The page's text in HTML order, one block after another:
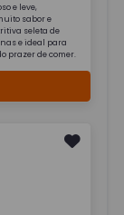
e leve,
sabor e
seleta de
e ideal para
prazer de comer.